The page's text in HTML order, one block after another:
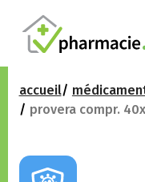
accueil
provera compr.